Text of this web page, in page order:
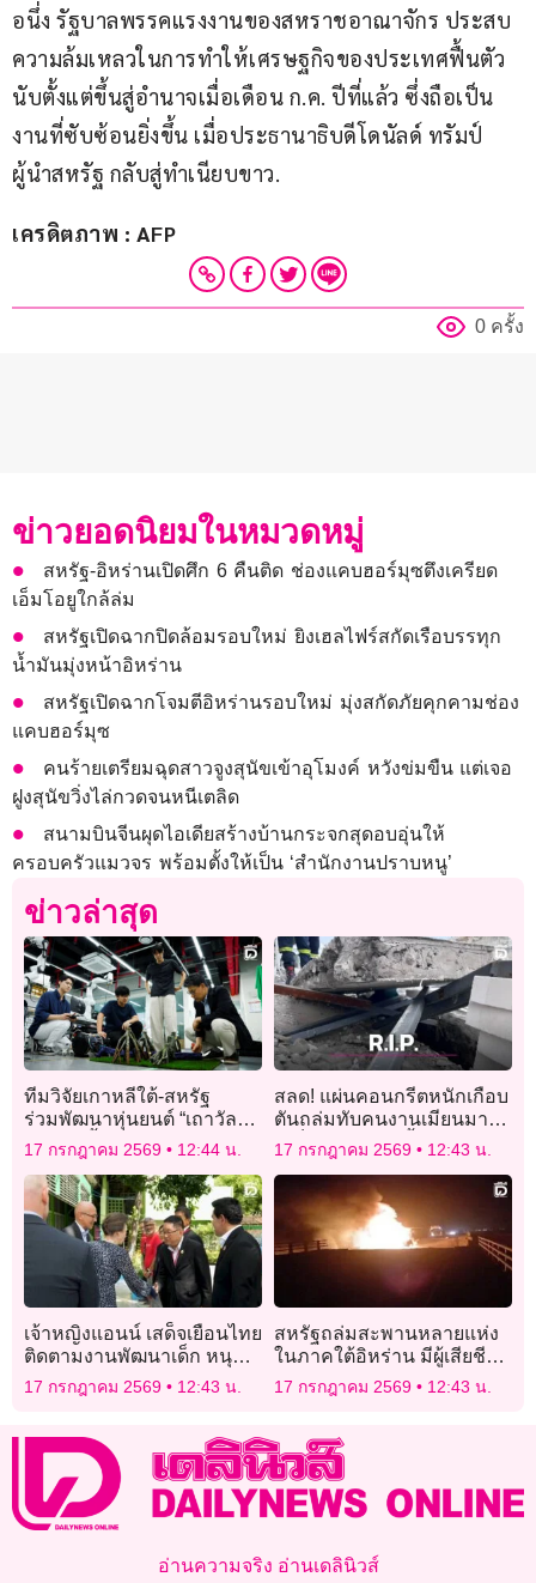
อนึ่ง รัฐบาลพรรคแรงงานของสหราชอาณาจักร ประสบ
ความล้มเหลวในการทำให้เศรษฐกิจของประเทศฟื้นตัว
นับตั้งแต่ขึ้นสู่อำนาจเมื่อเดือน ก.ค. ปีที่แล้ว ซึ่งถือเป็น
งานที่ซับซ้อนยิ่งขึ้น เมื่อประธานาธิบดีโดนัลด์ ทรัมป์
ผู้นำสหรัฐ กลับสู่ทำเนียบขาว.
เครดิตภาพ : AFP
0 ครั้ง
ข่าวยอดนิยมในหมวดหมู่
สหรัฐ-อิหร่านเปิดศึก 6 คืนติด ช่องแคบฮอร์มุซตึงเครียด
เอ็มโอยูใกล้ล่ม
สหรัฐเปิดฉากปิดล้อมรอบใหม่ ยิงเฮลไฟร์สกัดเรือบรรทุก
น้ำมันมุ่งหน้าอิหร่าน
สหรัฐเปิดฉากโจมตีอิหร่านรอบใหม่ มุ่งสกัดภัยคุกคามช่อง
แคบฮอร์มุซ
คนร้ายเตรียมฉุดสาวจูงสุนัขเข้าอุโมงค์ หวังข่มขืน แต่เจอ
ฝูงสุนัขวิ่งไล่กวดจนหนีเตลิด
สนามบินจีนผุดไอเดียสร้างบ้านกระจกสุดอบอุ่นให้
ครอบครัวแมวจร พร้อมตั้งให้เป็น ‘สำนักงานปราบหนู’
ข่าวล่าสุด
ทีมวิจัยเกาหลีใต้-สหรัฐ
ร่วมพัฒนาหุ่นยนต์ “เถาวัลย์”
ช่วยใส่เสื้อให้ผู้สูงอายุ
17 กรกฎาคม 2569 12:44 น.
สลด! แผ่นคอนกรีตหนักเกือบ
ตันถล่มทับคนงานเมียนมาดับ
1 เจ็บ 1 ระหว่างรื้ออาคาร
ย่านบางนา
17 กรกฎาคม 2569 12:43 น.
เจ้าหญิงแอนน์ เสด็จเยือนไทย
ติดตามงานพัฒนาเด็ก หนุน
“การศึกษา-กีฬา” สร้าง
โอกาสและทักษะชีวิต
17 กรกฎาคม 2569 12:43 น.
สหรัฐถล่มสะพานหลายแห่ง
ในภาคใต้อิหร่าน มีผู้เสียชีวิต
อย่างน้อย 7 ราย
17 กรกฎาคม 2569 12:43 น.
อ่านความจริง อ่านเดลินิวส์